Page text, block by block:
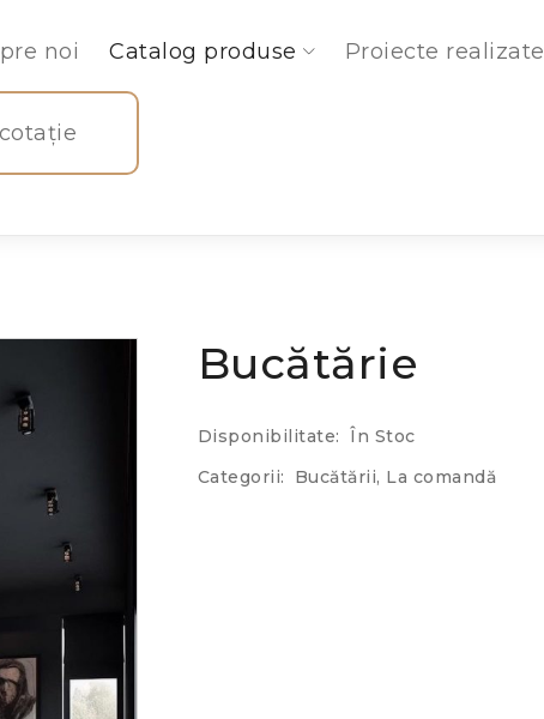
noi Catalog produse Proiecte realizate
Bucătărie
Disponibilitate: În Stoc
Categorii:
Bucătării, La comandă